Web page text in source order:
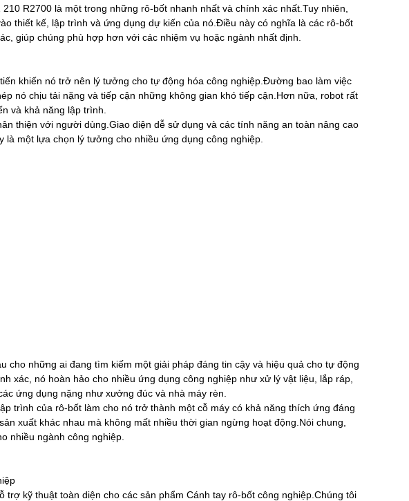
R2700 là một trong những rô-bốt nhanh nhất và chính xác nhất.Tuy nhiên,
thiết kế, lập trình và ứng dụng dự kiến ​​của nó.Điều này có nghĩa là các rô-bốt
giúp chúng phù hợp hơn với các nhiệm vụ hoặc ngành nhất định.
khiến nó trở nên lý tưởng cho tự động hóa công nghiệp.Đường bao làm việc
nó chịu tải nặng và tiếp cận những không gian khó tiếp cận.Hơn nữa, robot rất
và khả năng lập trình.
thiện với người dùng.Giao diện dễ sử dụng và các tính năng an toàn nâng cao
một lựa chọn lý tưởng cho nhiều ứng dụng công nghiệp.
cho những ai đang tìm kiếm một giải pháp đáng tin cậy và hiệu quả cho tự động
xác, nó hoàn hảo cho nhiều ứng dụng công nghiệp như xử lý vật liệu, lắp ráp,
ứng dụng nặng như xưởng đúc và nhà máy rèn.
trình của rô-bốt làm cho nó trở thành một cỗ máy có khả năng thích ứng đáng
xuất khác nhau mà không mất nhiều thời gian ngừng hoạt động.Nói chung,
nhiều ngành công nghiệp.
trợ kỹ thuật toàn diện cho các sản phẩm Cánh tay rô-bốt công nghiệp.Chúng tôi